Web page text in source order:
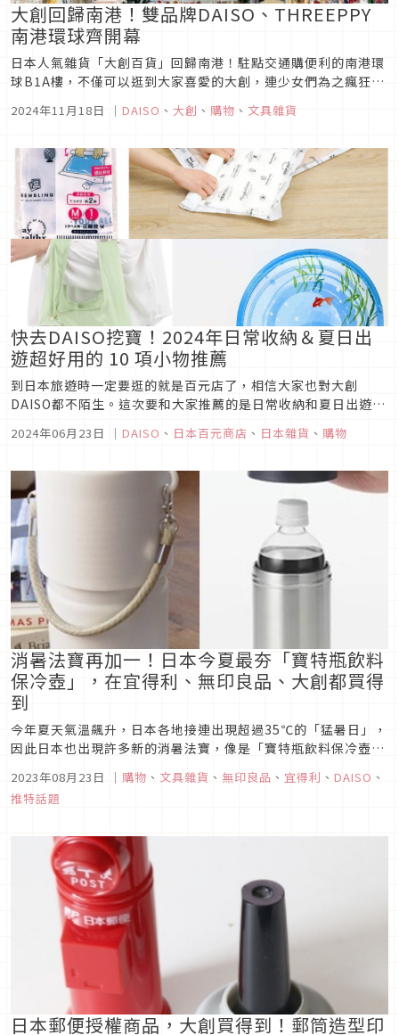
大創回歸南港！雙品牌DAISO、THREEPPY
南港環球齊開幕
日本人氣雜貨「大創百貨」回歸南港！駐點交通購便利的南港環
球B1A樓，不僅可以逛到大家喜愛的大創，連少女們為之瘋狂的
可愛姊妹品牌THREEPPY也一同盛大開幕！寬闊的百坪賣場、
超過千種的日常居家品、廚房好物、流行配件等，提供南港車站
幕前三天...
2024年11月18日 ｜ DAISO 、 大創 、 購物 、 文具雜貨
快去DAISO挖寶！2024年日常收納＆夏日出
遊超好用的 10 項小物推薦
到日本旅遊時一定要逛的就是百元店了，相信大家也對大創
DAISO都不陌生。這次要和大家推薦的是日常收納和夏日出遊的
手。在台灣也有展店的大創有時也會和日本同步推出當季商品，
出了10個實用...
2024年06月23日 ｜ DAISO 、 日本百元商店 、 日本雜貨 、 購物
消暑法寶再加一！日本今夏最夯「寶特瓶飲料
保冷壺」，在宜得利、無印良品、大創都買得
到
今年夏天氣溫飆升，日本各地接連出現超過35℃的「猛暑日」，
因此日本也出現許多新的消暑法寶，像是「寶特瓶飲料保冷壺」
在今年就非常受歡迎，宜得利、WORKMAN、無印良品、
3COINS及DAISO大創等知名生活雜貨品牌都有推出類似商品，
也有很多人會帶著它去參加夏天的祭典、音樂祭或戶外活動。下
2023年08月23日 ｜ 購物 、 文具雜貨 、 無印良品 、 宜得利 、 DAISO 、
推特話題
日本郵便授權商品，大創買得到！郵筒造型印